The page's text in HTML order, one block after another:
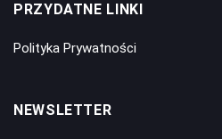
PRZYDATNE LINKI
Polityka Prywatności
NEWSLETTER